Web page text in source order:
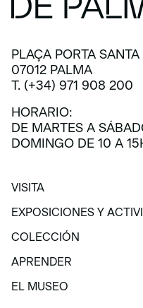
PLAÇA PORTA
07012 PALMA
T. (+34) 971 908 200
HORARIO:
DE MARTES A
DOMINGO DE 10 A
VISITA
VISITA
EXPOSICIONES Y
EXPOSICIONES Y
COLECCIÓN
COLECCIÓN
APRENDER
APRENDER
EL MUSEO